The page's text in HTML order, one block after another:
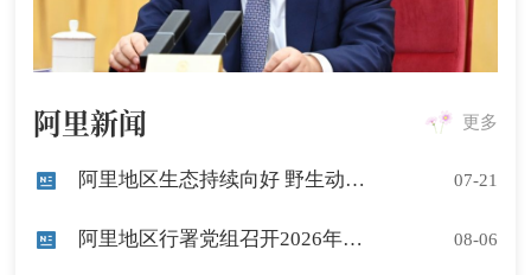
阿里新闻 更多
阿里地区生态持续向好 野生动物频繁“出镜” 07-21
阿里地区行署党组召开2026年第8次会议 08-06